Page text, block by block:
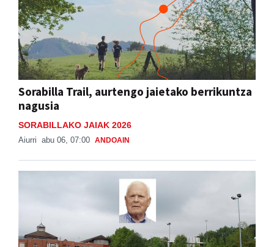
Sorabilla Trail, aurtengo jaietako berrikuntza
nagusia
SORABILLAKO JAIAK 2026
Aiurri abu 06, 07:00 ANDOAIN